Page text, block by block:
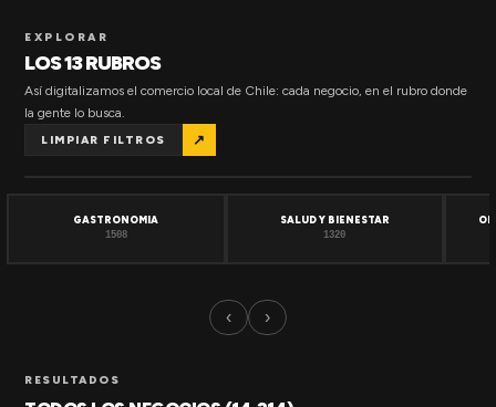
EXPLORAR
LOS 13 RUBROS
Así digitalizamos el comercio local de Chile: cada negocio, en el rubro donde
la gente lo busca.
LIMPIAR FILTROS ↗
GASTRONOMIA
1508
SALUD Y BIENESTAR
1320
‹ ›
RESULTADOS